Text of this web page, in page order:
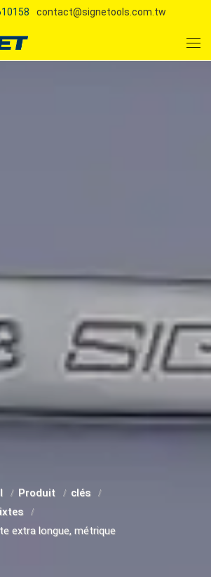
contact@signetools.com.tw
Produit
clés
extra longue, métrique